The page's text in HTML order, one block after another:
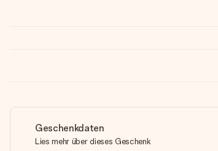
Geschenkdaten
Lies mehr über dieses Geschenk